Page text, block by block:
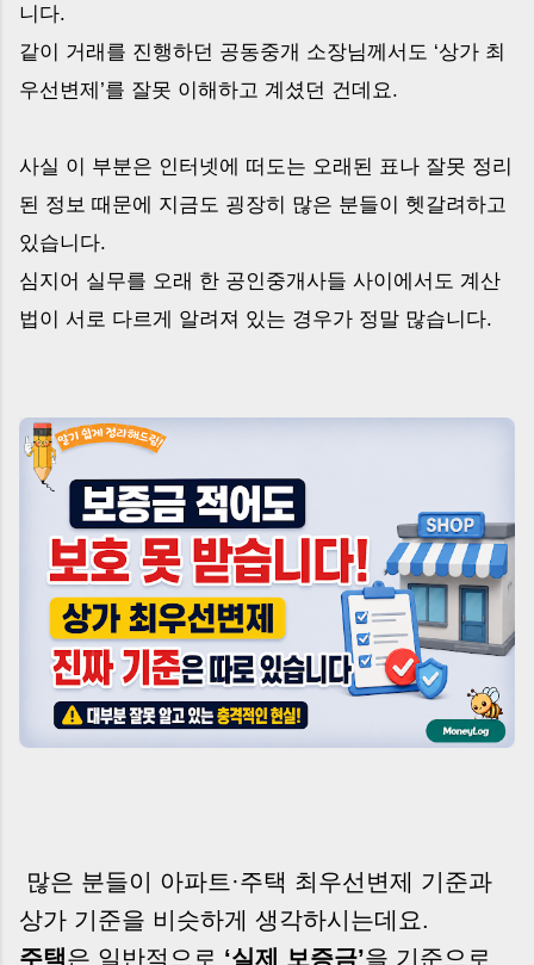
가 나는지, 그리고 무엇을 꼭 준비해야 하는지 중
개 실무 기준으로 아주 쉽게 풀어드리겠습니다. 이
글 하나만 제대로 이해하시면, 잔금일이 더 이상
expand) Have you ever thought like this?
“Closing day…...
니다.
같이 거래를 진행하던 공동중개 소장님께서도 ‘상가 최
우선변제’를 잘못 이해하고 계셨던 건데요.
사실 이 부분은 인터넷에 떠도는 오래된 표나 잘못 정리
된 정보 때문에 지금도 굉장히 많은 분들이 헷갈려하고
있습니다.
심지어 실무를 오래 한 공인중개사들 사이에서도 계산
법이 서로 다르게 알려져 있는 경우가 정말 많습니다.
많은 분들이 아파트·주택 최우선변제 기준과
상가 기준을 비슷하게 생각하시는데요.
주택은 일반적으로 ‘실제 보증금’을 기준으로